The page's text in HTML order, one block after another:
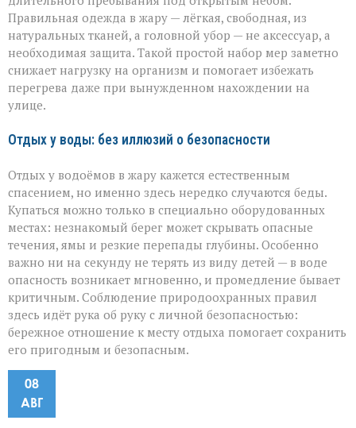
Правильная одежда в жару — лёгкая, свободная, из
натуральных тканей, а головной убор — не аксессуар, а
необходимая защита. Такой простой набор мер заметно
снижает нагрузку на организм и помогает избежать
перегрева даже при вынужденном нахождении на
улице.
Отдых у воды: без иллюзий о безопасности
Отдых у водоёмов в жару кажется естественным
спасением, но именно здесь нередко случаются беды.
Купаться можно только в специально оборудованных
местах: незнакомый берег может скрывать опасные
течения, ямы и резкие перепады глубины. Особенно
важно ни на секунду не терять из виду детей — в воде
опасность возникает мгновенно, и промедление бывает
критичным. Соблюдение природоохранных правил
здесь идёт рука об руку с личной безопасностью:
бережное отношение к месту отдыха помогает сохранить
его пригодным и безопасным.
08
АВГ